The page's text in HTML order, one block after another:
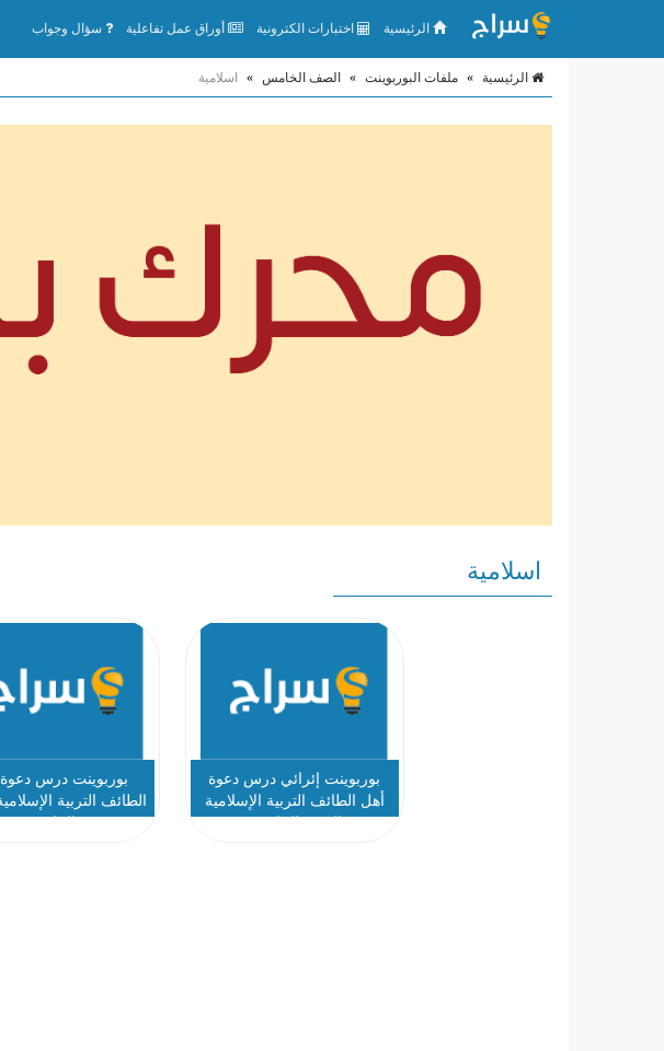
الرئيسية اختبارات الكترونية أوراق عمل تفاعلية سؤال وجواب
الرئيسية » ملفات البوربوينت » الصف الخامس » اسلامية
اسلامية
بوربوينت إئرائي درس دعوة
أهل الطائف التربية الإسلامية
الصف الخامس
بوربوينت درس
الطائف التربية
الخامس